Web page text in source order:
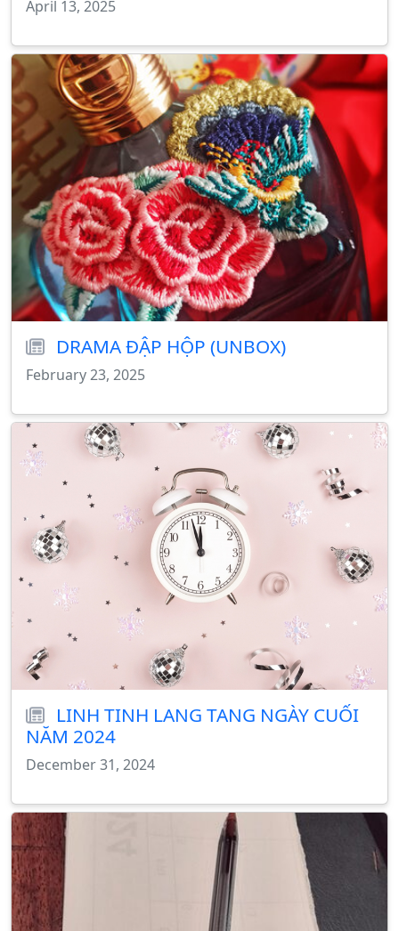
April 13, 2025
DRAMA ĐẬP HỘP (UNBOX)
February 23, 2025
LINH TINH LANG TANG NGÀY CUỐI
NĂM 2024
December 31, 2024